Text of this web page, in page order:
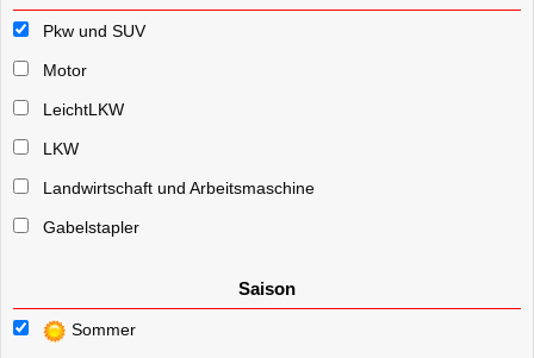
Pkw und SUV
Motor
LeichtLKW
LKW
Landwirtschaft und Arbeitsmaschine
Gabelstapler
Saison
Sommer